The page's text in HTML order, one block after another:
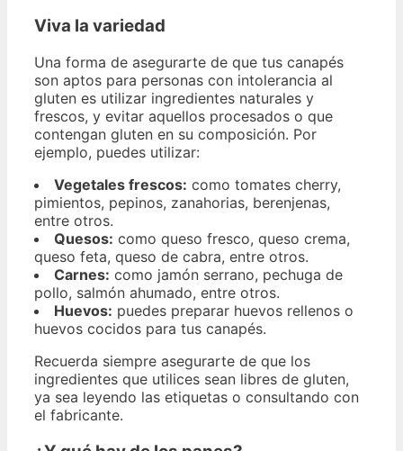
Viva la variedad
Una forma de asegurarte de que tus canapés
son aptos para personas con intolerancia al
gluten es utilizar ingredientes naturales y
frescos, y evitar aquellos procesados o que
contengan gluten en su composición. Por
ejemplo, puedes utilizar:
Vegetales frescos: como tomates cherry,
pimientos, pepinos, zanahorias, berenjenas,
entre otros.
Quesos: como queso fresco, queso crema,
queso feta, queso de cabra, entre otros.
Carnes: como jamón serrano, pechuga de
pollo, salmón ahumado, entre otros.
Huevos: puedes preparar huevos rellenos o
huevos cocidos para tus canapés.
Recuerda siempre asegurarte de que los
ingredientes que utilices sean libres de gluten,
ya sea leyendo las etiquetas o consultando con
el fabricante.